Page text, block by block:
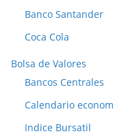
Banco Santander
Coca Cola
Bolsa de Valores
Bancos Centrales
Calendario
Indice Bursatil